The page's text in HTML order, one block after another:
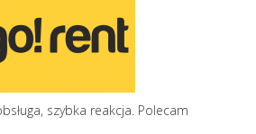
szybka reakcja. Polecam